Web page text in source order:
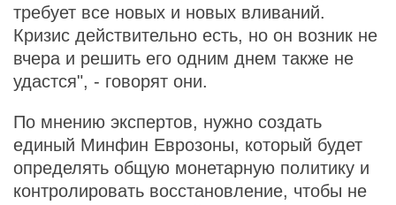
требует все новых и новых вливаний.
Кризис действительно есть, но он возник не
вчера и решить его одним днем также не
удастся", - говорят они.
По мнению экспертов, нужно создать
единый Минфин Еврозоны, который будет
определять общую монетарную политику и
контролировать восстановление, чтобы не